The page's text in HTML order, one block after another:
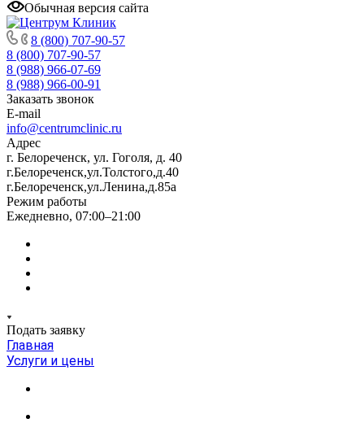
Обычная версия сайта
8 (800) 707-90-57
8 (800) 707-90-57
8 (988) 966-07-69
8 (988) 966-00-91
Заказать звонок
E-mail
info@centrumclinic.ru
Адрес
г. Белореченск, ул. Гоголя, д. 40
г.Белореченск,ул.Толстого,д.40
г.Белореченск,ул.Ленина,д.85а
Режим работы
Ежедневно, 07:00–21:00
Подать заявку
Главная
Услуги и цены